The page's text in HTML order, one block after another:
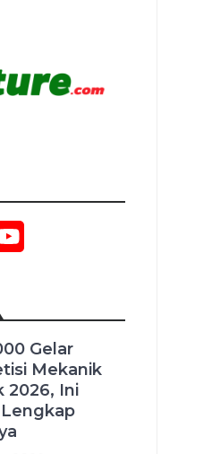
Gelar
Mekanik
2026, Ini